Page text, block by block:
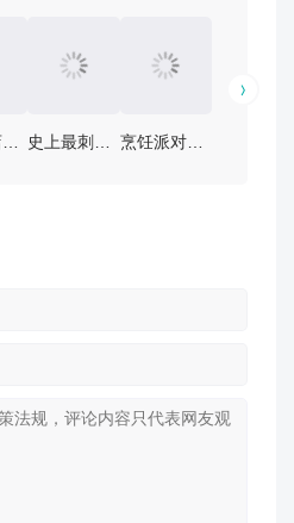
加油吧店长大人！安卓版本v2.6热门攻略：如何轻松取胜？ 烹饪派对游戏v4.1.8安卓版：让聚会更有趣！独家攻略与下载链接